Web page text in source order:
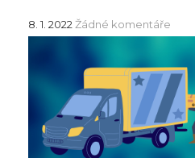
8. 1. 2022 Žádné komentáře